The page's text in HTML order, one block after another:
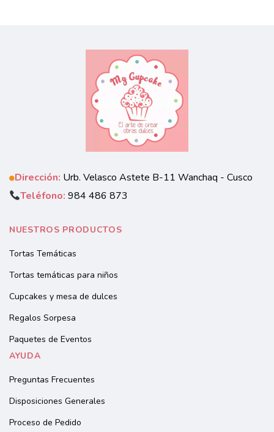
Dirección: Urb. Velasco Astete B-11 Wanchaq - Cusco
Teléfono: 984 486 873
NUESTROS PRODUCTOS
Tortas Temáticas
Tortas temáticas para niños
Cupcakes y mesa de dulces
Regalos Sorpesa
Paquetes de Eventos
AYUDA
Preguntas Frecuentes
Disposiciones Generales
Proceso de Pedido